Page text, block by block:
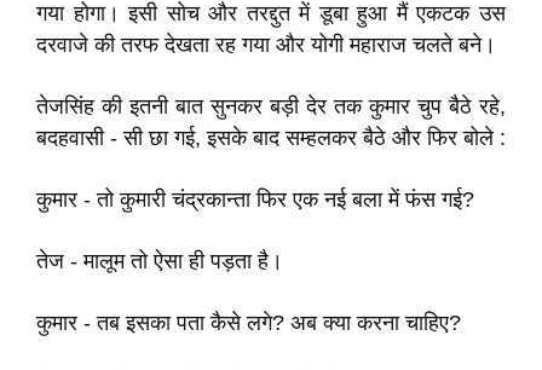
गया होगा। इसी सोच और तरद्दुत में डूबा हुआ मैं एकटक उस
दरवाजे की तरफ देखता रह गया और योगी महाराज चलते बने।
तेजसिंह की इतनी बात सुनकर बड़ी देर तक कुमार चुप बैठे रहे,
बदहवासी - सी छा गई, इसके बाद सम्हलकर बैठे और फिर बोले :
कुमार - तो कुमारी चंद्रकान्ता फिर एक नई बला में फंस गई?
तेज - मालूम तो ऐसा ही पड़ता है।
कुमार - तब इसका पता कैसे लगे? अब क्या करना चाहिए?